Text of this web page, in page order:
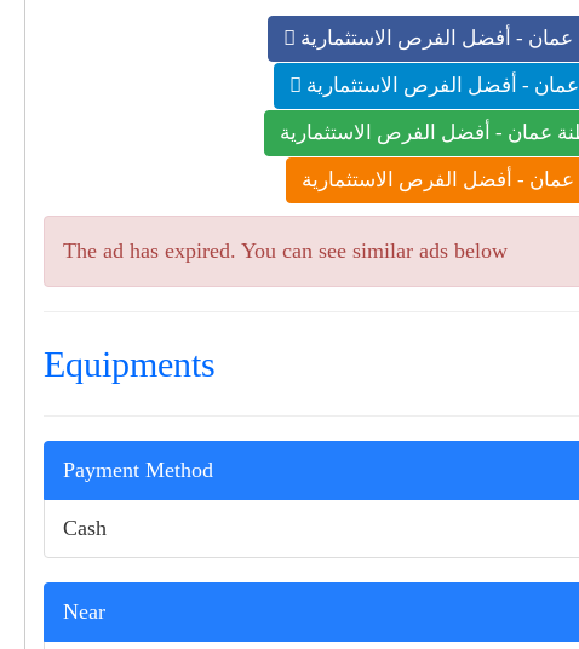
- أفضل الفرص الاستثمارية
- أفضل الفرص الاستثمارية
عمان - أفضل الفرص الاستثمارية
- أفضل الفرص الاستثمارية
The ad has expired. You can see similar ads below
Equipments
Payment Method
Cash
Near